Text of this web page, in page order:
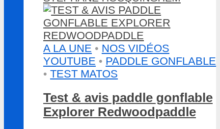
A LA UNE • NOS VIDÉOS
YOUTUBE • PADDLE GONFLABLE
• TEST MATOS
Test & avis paddle gonflable
Explorer Redwoodpaddle